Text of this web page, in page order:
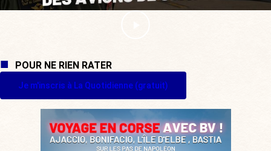
POUR NE RIEN RATER
Je m'inscris à La Quotidienne (gratuit)